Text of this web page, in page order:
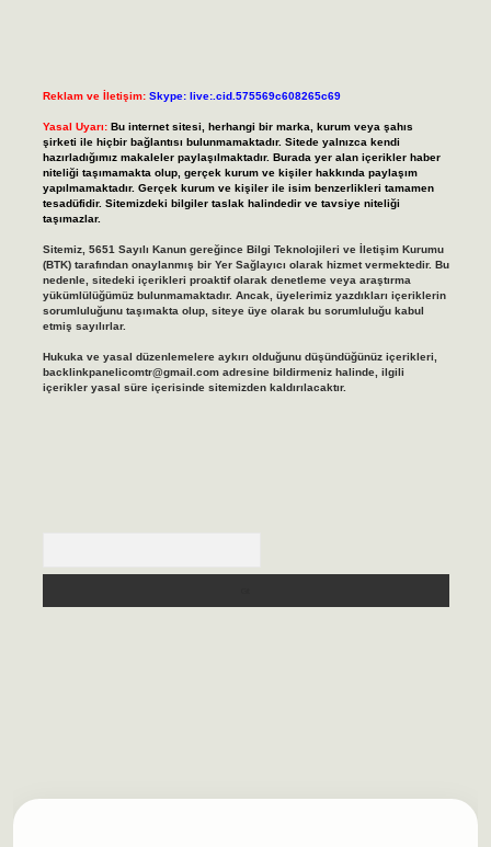
Reklam ve İletişim: Skype: live:.cid.575569c608265c69
Yasal Uyarı: Bu internet sitesi, herhangi bir marka, kurum veya şahıs
şirketi ile hiçbir bağlantısı bulunmamaktadır. Sitede yalnızca kendi
hazırladığımız makaleler paylaşılmaktadır. Burada yer alan içerikler haber
niteliği taşımamakta olup, gerçek kurum ve kişiler hakkında paylaşım
yapılmamaktadır. Gerçek kurum ve kişiler ile isim benzerlikleri tamamen
tesadüfidir. Sitemizdeki bilgiler taslak halindedir ve tavsiye niteliği
taşımazlar.
Sitemiz, 5651 Sayılı Kanun gereğince Bilgi Teknolojileri ve İletişim Kurumu
(BTK) tarafından onaylanmış bir Yer Sağlayıcı olarak hizmet vermektedir. Bu
nedenle, sitedeki içerikleri proaktif olarak denetleme veya araştırma
yükümlülüğümüz bulunmamaktadır. Ancak, üyelerimiz yazdıkları içeriklerin
sorumluluğunu taşımakta olup, siteye üye olarak bu sorumluluğu kabul
etmiş sayılırlar.
Hukuka ve yasal düzenlemelere aykırı olduğunu düşündüğünüz içerikleri,
backlinkpanelicomtr@gmail.comadresine bildirmeniz halinde, ilgili
içerikler yasal süre içerisinde sitemizden kaldırılacaktır.